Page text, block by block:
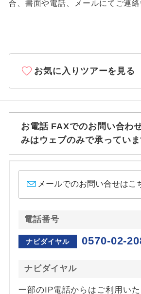
合、書面や電話、メールにてご連絡
お気に入りツアーを見る
お電話 FAXでのお問い合わ
みはウェブのみで承っていま
メールでのお問い合せはこ
電話番号
ナビダイヤル 0570-02-
ナビダイヤル
一部のIP電話からはご利用いた